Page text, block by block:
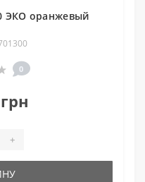
ЭКО оранжевый
0
+